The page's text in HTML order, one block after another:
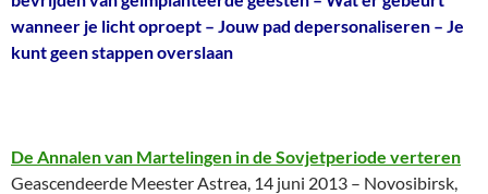
wanneer je licht oproept – Jouw pad depersonaliseren – Je
kunt geen stappen overslaan
De Annalen van Martelingen in de Sovjetperiode verteren
Geascendeerde Meester Astrea, 14 juni 2013 – Novosibirsk,